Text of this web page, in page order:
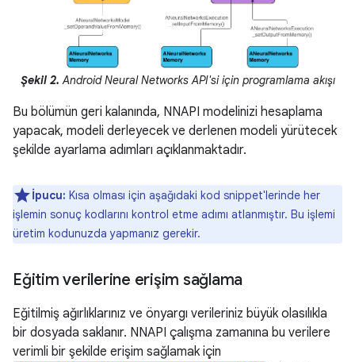
Şekil 2. Android Neural Networks API'si için programlama akışı
Bu bölümün geri kalanında, NNAPI modelinizi hesaplama
yapacak, modeli derleyecek ve derlenen modeli yürütecek
şekilde ayarlama adımları açıklanmaktadır.
İpucu: Kısa olması için aşağıdaki kod snippet'lerinde her
işlemin sonuç kodlarını kontrol etme adımı atlanmıştır. Bu işlemi
üretim kodunuzda yapmanız gerekir.
Eğitim verilerine erişim sağlama
Eğitilmiş ağırlıklarınız ve önyargı verileriniz büyük olasılıkla
bir dosyada saklanır. NNAPI çalışma zamanına bu verilere
verimli bir şekilde erişim sağlamak için